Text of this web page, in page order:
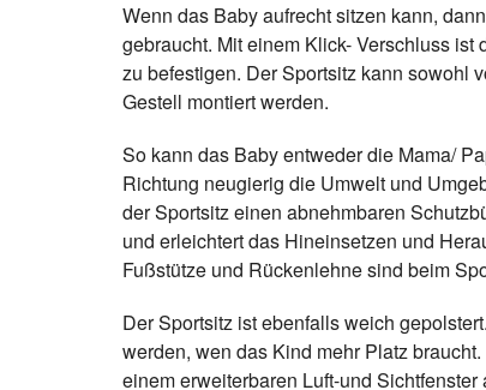
Wenn das Baby aufrecht sitzen kann,
gebraucht. Mit einem Klick- Verschluss
zu befestigen. Der Sportsitz kann sowohl
Gestell montiert werden.
So kann das Baby entweder die Mama/
Richtung neugierig die Umwelt und
der Sportsitz einen abnehmbaren
und erleichtert das Hineinsetzen und
Fußstütze und Rückenlehne sind beim
Der Sportsitz ist ebenfalls weich
werden, wen das Kind mehr Platz
einem erweiterbaren Luft-und